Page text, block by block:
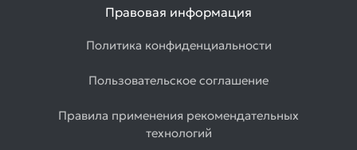
Правовая информация
Политика конфиденциальности
Пользовательское соглашение
Правила применения рекомендательных
технологий